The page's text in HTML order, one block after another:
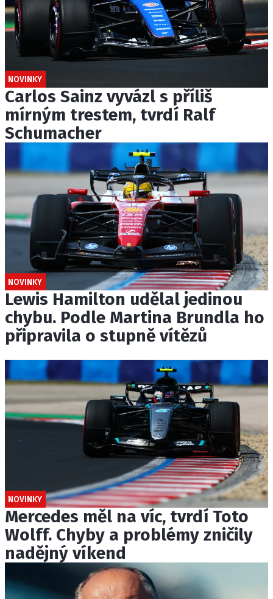
NOVINKY
Carlos Sainz vyvázl s příliš
mírným trestem, tvrdí Ralf
Schumacher
NOVINKY
Lewis Hamilton udělal jedinou
chybu. Podle Martina Brundla ho
připravila o stupně vítězů
NOVINKY
Mercedes měl na víc, tvrdí Toto
Wolff. Chyby a problémy zničily
nadějný víkend